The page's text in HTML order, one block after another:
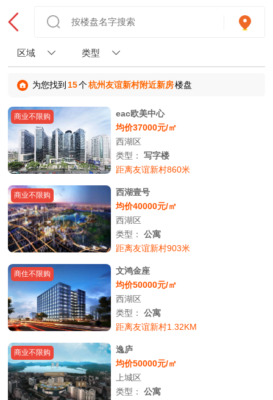
区域 类型
为您找到 15个杭州友谊新村附近新房楼盘
商业不限购
eac欧美中心
均价37000元/㎡
西湖区
类型：写字楼
距离友谊新村860米
商业不限购
西湖壹号
均价40000元/㎡
西湖区
类型：公寓
距离友谊新村903米
商住不限购
文鸿金座
均价50000元/㎡
西湖区
类型：公寓
距离友谊新村1.32KM
商业不限购
逸庐
均价50000元/㎡
上城区
类型：公寓